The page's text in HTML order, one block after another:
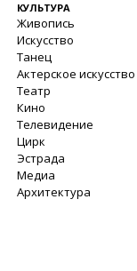
КУЛЬТУРА
Живопись
Искусство
Танец
Актерское искусство
Театр
Кино
Телевидение
Цирк
Эстрада
Медиа
Архитектура